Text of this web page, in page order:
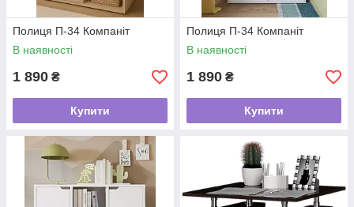
Полиця П-34 Компаніт
В наявності
1 890 ₴
Купити
Полиця П-34 Компаніт
В наявності
1 890 ₴
Купити